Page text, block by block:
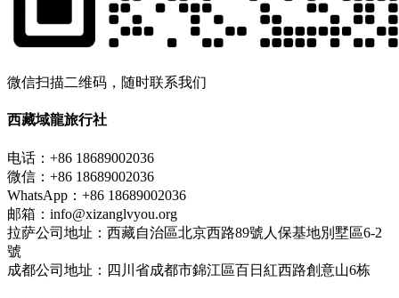
微信扫描二维码，随时联系我们
西藏域龍旅行社
电话：+86 18689002036
微信：+86 18689002036
WhatsApp：+86 18689002036
邮箱：info@xizanglvyou.org
拉萨公司地址：西藏自治區北京西路89號人保基地別墅區6-2
號
成都公司地址：四川省成都市錦江區百日紅西路創意山6栋